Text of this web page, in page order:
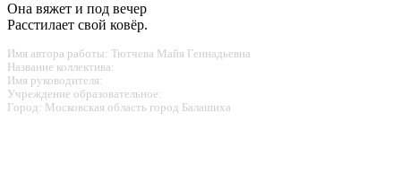
Она вяжет и под вечер
Расстилает свой ковёр.
Имя автора работы: Тютчева Майя Геннадьевна
Название коллектива:
Имя руководителя:
Учреждение образовательное:
Город: Московская область город Балашиха